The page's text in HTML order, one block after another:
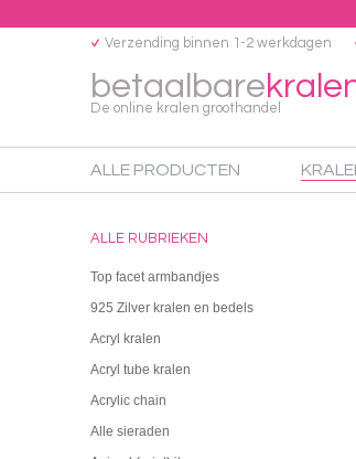
betaalbare
De online kralen groothandel
Verzending binnen 1-2 werkdagen
ALLE PRODUCTEN
ALLE RUBRIEKEN
Top facet armbandjes
925 Zilver kralen en bedels
Acryl kralen
Acryl tube kralen
Acrylic chain
Alle sieraden